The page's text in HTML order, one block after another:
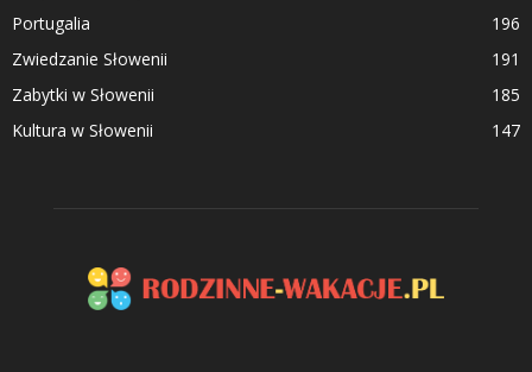
Portugalia
196
Zwiedzanie Słowenii
191
Zabytki w Słowenii
185
Kultura w Słowenii
147